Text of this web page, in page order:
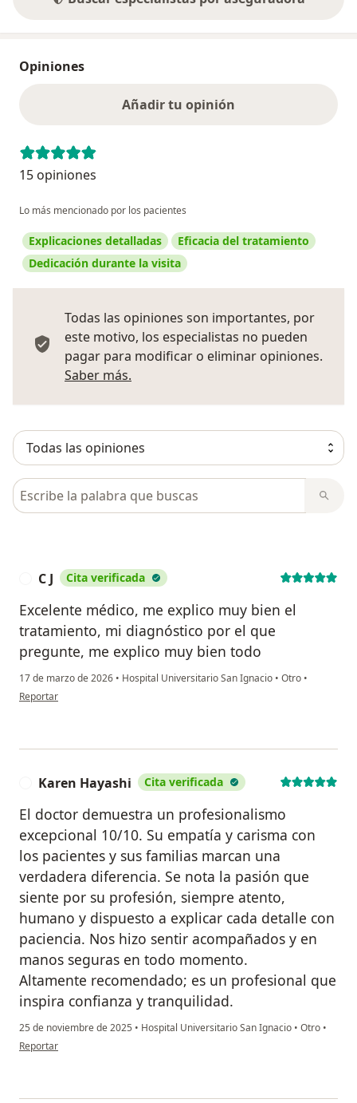
Opiniones
Añadir tu opinión
15 opiniones
Lo más mencionado por los pacientes
Explicaciones detalladas
Eficacia del tratamiento
Dedicación durante la visita
Todas las opiniones son importantes, por
este motivo, los especialistas no pueden
pagar para modificar o eliminar opiniones.
Saber más.
Busca en opiniones
C J Cita verificada
Excelente médico, me explico muy bien el
tratamiento, mi diagnóstico por el que
pregunte, me explico muy bien todo
17 de marzo de 2026 • Hospital Universitario San Ignacio • Otro •
en opinión del usuario C J
Reportar
Karen Hayashi Cita verificada
El doctor demuestra un profesionalismo
excepcional 10/10. Su empatía y carisma con
los pacientes y sus familias marcan una
verdadera diferencia. Se nota la pasión que
siente por su profesión, siempre atento,
humano y dispuesto a explicar cada detalle con
paciencia. Nos hizo sentir acompañados y en
manos seguras en todo momento.
Altamente recomendado; es un profesional que
inspira confianza y tranquilidad.
25 de noviembre de 2025 • Hospital Universitario San Ignacio • Otro •
en opinión del usuario Karen Hayashi
Reportar